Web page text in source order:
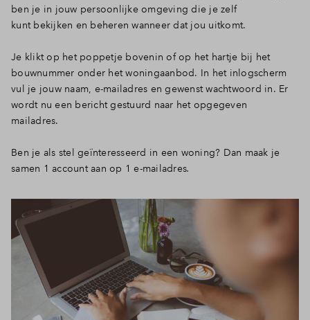
ben je in jouw persoonlijke omgeving die je zelf
kunt bekijken en beheren wanneer dat jou uitkomt.
Je klikt op het poppetje bovenin of op het hartje bij het
bouwnummer onder het woningaanbod. In het inlogscherm
vul je jouw naam, e-mailadres en gewenst wachtwoord in. Er
wordt nu een bericht gestuurd naar het opgegeven
mailadres.
Ben je als stel geïnteresseerd in een woning? Dan maak je
samen 1 account aan op 1 e-mailadres.